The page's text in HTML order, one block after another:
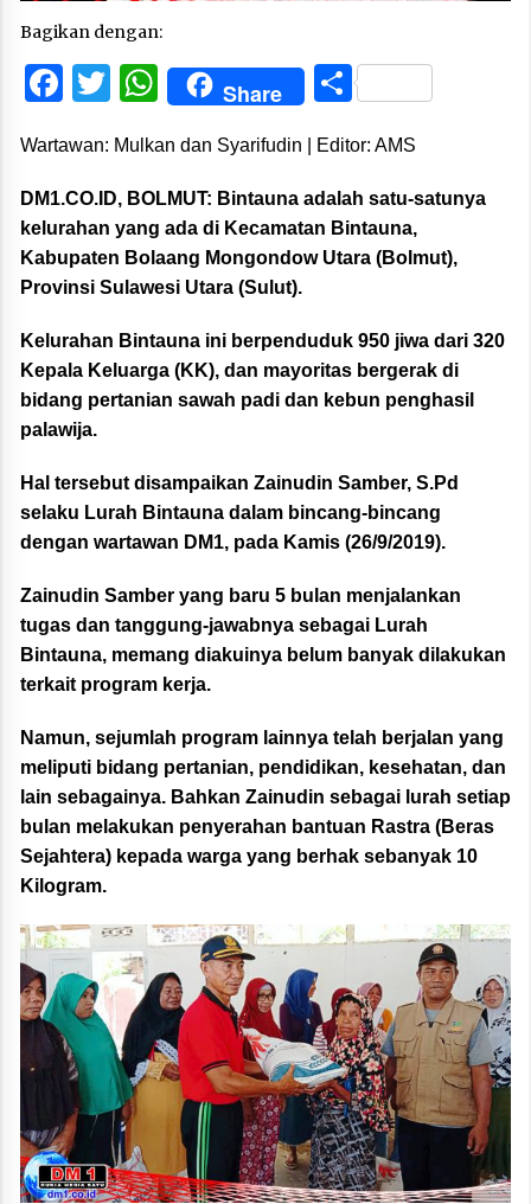
Bagikan dengan:
Facebook
Twitter
WhatsApp
Share Share
Wartawan: Mulkan dan Syarifudin | Editor: AMS
DM1.CO.ID, BOLMUT: Bintauna adalah satu-satunya
kelurahan yang ada di Kecamatan Bintauna,
Kabupaten Bolaang Mongondow Utara (Bolmut),
Provinsi Sulawesi Utara (Sulut).
Kelurahan Bintauna ini berpenduduk 950 jiwa dari 320
Kepala Keluarga (KK), dan mayoritas bergerak di
bidang pertanian sawah padi dan kebun penghasil
palawija.
Hal tersebut disampaikan Zainudin Samber, S.Pd
selaku Lurah Bintauna dalam bincang-bincang
dengan wartawan DM1, pada Kamis (26/9/2019).
Zainudin Samber yang baru 5 bulan menjalankan
tugas dan tanggung-jawabnya sebagai Lurah
Bintauna, memang diakuinya belum banyak dilakukan
terkait program kerja.
Namun, sejumlah program lainnya telah berjalan yang
meliputi bidang pertanian, pendidikan, kesehatan, dan
lain sebagainya. Bahkan Zainudin sebagai lurah setiap
bulan melakukan penyerahan bantuan Rastra (Beras
Sejahtera) kepada warga yang berhak sebanyak 10
Kilogram.